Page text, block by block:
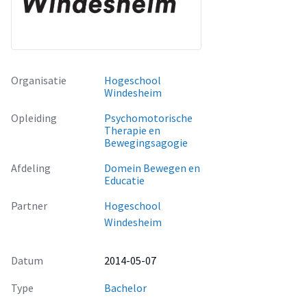
Organisatie
Hogeschool
Windesheim
Opleiding
Psychomotorische
Therapie en
Bewegingsagogie
Afdeling
Domein Bewegen en
Educatie
Partner
Hogeschool
Windesheim
Datum
2014-05-07
Type
Bachelor